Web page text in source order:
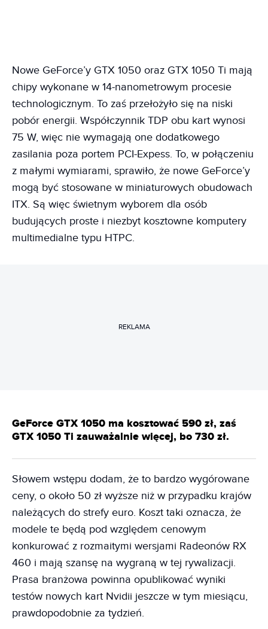
Nowe GeForce’y GTX 1050 oraz GTX 1050 Ti mają
chipy wykonane w 14-nanometrowym procesie
technologicznym. To zaś przełożyło się na niski
pobór energii. Współczynnik TDP obu kart wynosi
75 W, więc nie wymagają one dodatkowego
zasilania poza portem PCI-Expess. To, w połączeniu
z małymi wymiarami, sprawiło, że nowe GeForce’y
mogą być stosowane w miniaturowych obudowach
ITX. Są więc świetnym wyborem dla osób
budujących proste i niezbyt kosztowne komputery
multimedialne typu HTPC.
REKLAMA
GeForce GTX 1050 ma kosztować 590 zł, zaś
GTX 1050 Ti zauważalnie więcej, bo 730 zł.
Słowem wstępu dodam, że to bardzo wygórowane
ceny, o około 50 zł wyższe niż w przypadku krajów
należących do strefy euro. Koszt taki oznacza, że
modele te będą pod względem cenowym
konkurować z rozmaitymi wersjami Radeonów RX
460 i mają szansę na wygraną w tej rywalizacji.
Prasa branżowa powinna opublikować wyniki
testów nowych kart Nvidii jeszcze w tym miesiącu,
prawdopodobnie za tydzień.